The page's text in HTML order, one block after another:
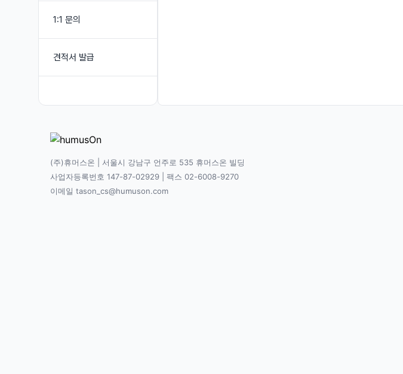
1:1 문의
견적서 발급
(주)휴머스온 | 서울시 강남구 언주로 535 휴머스온 빌딩
사업자등록번호 147-87-02929 | 팩스 02-6008-9270
이메일 tason_cs@humuson.com